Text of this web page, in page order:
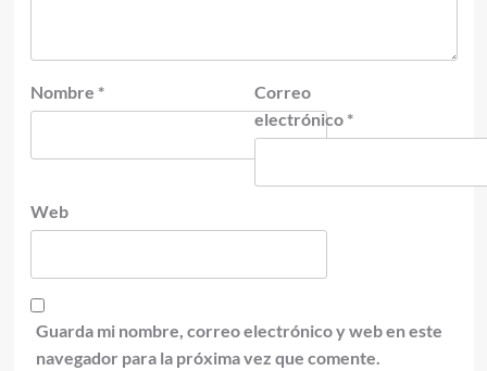
Nombre *
Correo
electrónico *
Web
Guarda mi nombre, correo electrónico y web en este
navegador para la próxima vez que comente.